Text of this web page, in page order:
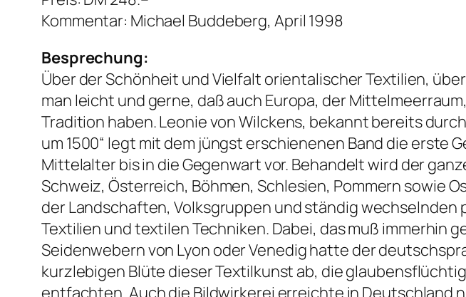
Kommentar: Michael Buddeberg, April 1998
Besprechung:
Über der Schönheit und Vielfalt orientalischer Textilien,
man leicht und gerne, daß auch Europa, der
Tradition haben. Leonie von Wilckens, bekannt bereits
um 1500“ legt mit dem jüngst erschienenen Band die
Mittelalter bis in die Gegenwart vor. Behandelt wird der
Schweiz, Österreich, Böhmen, Schlesien, Pommern sowie
der Landschaften, Volksgruppen und ständig
Textilien und textilen Techniken. Dabei, das muß immerhin
Seidenwebern von Lyon oder Venedig hatte der
kurzlebigen Blüte dieser Textilkunst ab, die
entfachten. Auch die Bildwirkerei erreichte in Deutschland